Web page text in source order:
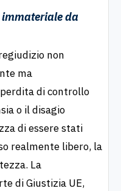
immateriale da
non
ma
di controllo
o il disagio
di essere stati
realmente libero, la
La
di Giustizia UE,